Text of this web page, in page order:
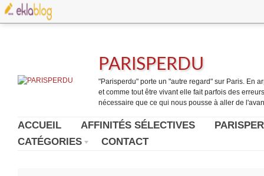
PARISPERDU
"Parisperdu" porte un "autre regard" sur Paris. En
et comme tout être vivant elle fait parfois des
nécessaire que ce qui nous pousse à aller de
ACCUEIL AFFINITÉS SÉLECTIVES
CATÉGORIES
CONTACT